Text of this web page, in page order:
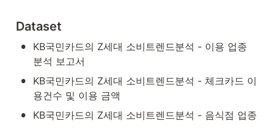
Dataset
•
KB국민카드의 Z세대 소비트렌드분석 - 이용 업종
분석 보고서
•
KB국민카드의 Z세대 소비트렌드분석 - 체크카드 이
용건수 및 이용 금액
• KB국민카드의 Z세대 소비트렌드분석 - 음식점 업종